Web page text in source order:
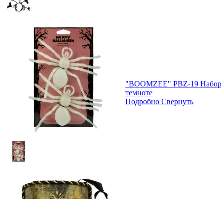
"BOOMZEE" PBZ-19 Набор
темноте
Подробно Свернуть